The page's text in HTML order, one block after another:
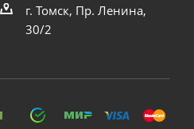
г. Томск, Пр. Ленина,
30/2